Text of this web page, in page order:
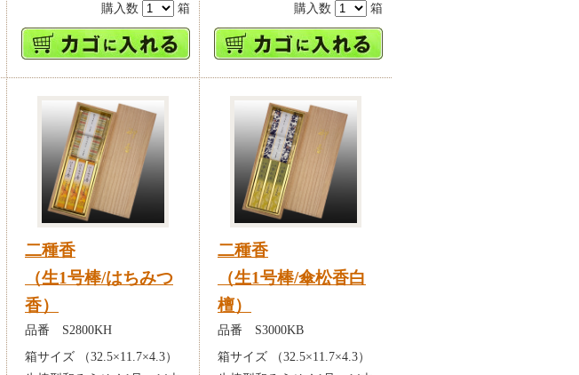
購入数 箱 購入数 箱
二種香
（生1号棒/はちみつ
香）
品番 S2800KH
箱サイズ （32.5×11.7×4.3）
二種香
（生1号棒/傘松香白
檀）
品番 S3000KB
箱サイズ （32.5×11.7×4.3）